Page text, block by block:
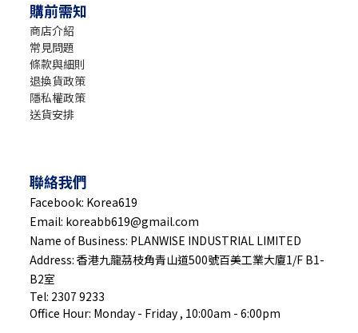
購前需知
商店介紹
常見問題
條款與細則
退換貨政策
隱私權政策
送貨安排
聯絡我們
Facebook: Korea619
Email: koreabb619@gmail.com
Name of Business: PLANWISE INDUSTRIAL LIMITED
Address: 香港九龍茘枝角青山道500號百美工業大廈1/F B1-
B2室
Tel: 2307 9233
Office Hour: Monday - Friday , 10:00am - 6:00pm